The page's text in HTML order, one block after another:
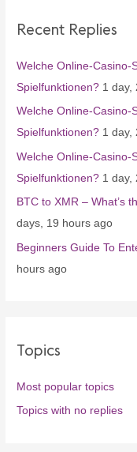
h
o
r
:
Recent Replies
Welche Online-Casino-
Spielfunktionen? 1 day,
Welche Online-Casino-
Spielfunktionen? 1 day,
Welche Online-Casino-
Spielfunktionen? 1 day,
BTC to XMR – What’s
days, 19 hours ago
Beginners Guide To
hours ago
Topics
Most popular topics
Topics with no replies